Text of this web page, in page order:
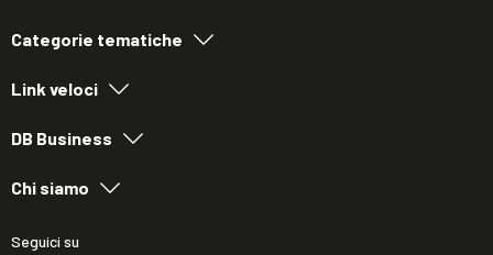
Categorie tematiche
Link veloci
DB Business
Chi siamo
Seguici su